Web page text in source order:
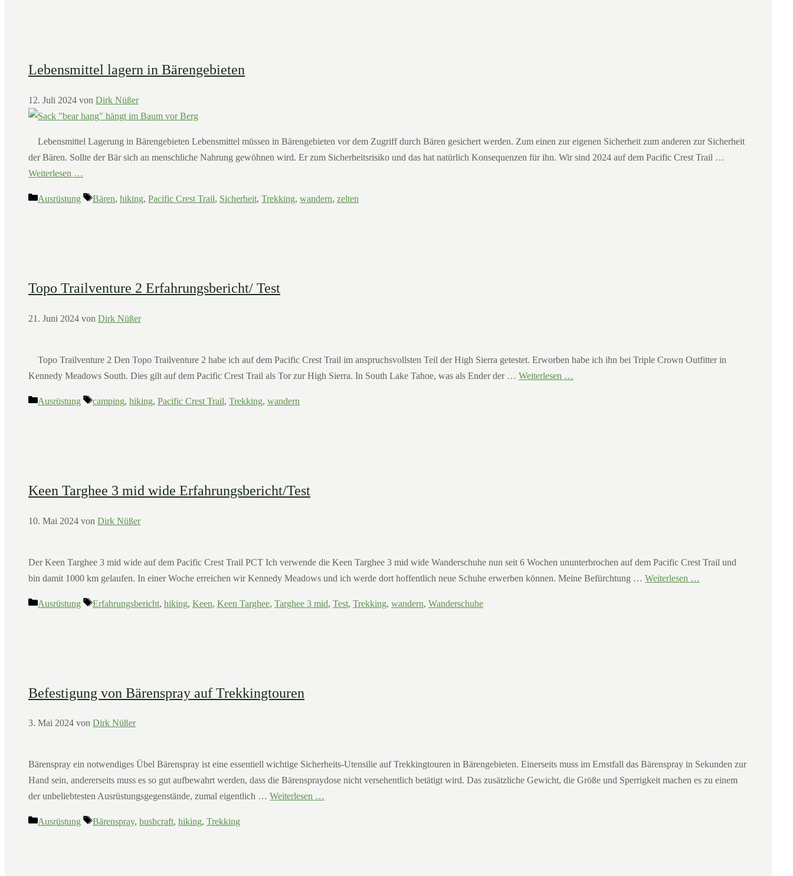
Lebensmittel lagern in Bärengebieten
12. Juli 2024 von Dirk Nüßer
Lebensmittel Lagerung in Bärengebieten Lebensmittel müssen in Bärengebieten vor dem Zugriff durch Bären gesichert werden. Zum einen zur eigenen Sicherheit zum anderen zur Sicherheit
der Bären. Sollte der Bär sich an menschliche Nahrung gewöhnen wird. Er zum Sicherheitsrisiko und das hat natürlich Konsequenzen für ihn. Wir sind 2024 auf dem Pacific Crest Trail …
Weiterlesen …
Kategorien
Ausrüstung Schlagwörter
Bären, hiking, Pacific Crest Trail, Sicherheit, Trekking, wandern, zelten
Topo Trailventure 2 Erfahrungsbericht/ Test
21. Juni 2024 von Dirk Nüßer
Topo Trailventure 2 Den Topo Trailventure 2 habe ich auf dem Pacific Crest Trail im anspruchsvollsten Teil der High Sierra getestet. Erworben habe ich ihn bei Triple Crown Outfitter in
Kennedy Meadows South. Dies gilt auf dem Pacific Crest Trail als Tor zur High Sierra. In South Lake Tahoe, was als Ender der … Weiterlesen …
Kategorien
Ausrüstung Schlagwörter
camping, hiking, Pacific Crest Trail, Trekking, wandern
Keen Targhee 3 mid wide Erfahrungsbericht/Test
10. Mai 2024 von Dirk Nüßer
Der Keen Targhee 3 mid wide auf dem Pacific Crest Trail PCT Ich verwende die Keen Targhee 3 mid wide Wanderschuhe nun seit 6 Wochen ununterbrochen auf dem Pacific Crest Trail und
bin damit 1000 km gelaufen. In einer Woche erreichen wir Kennedy Meadows und ich werde dort hoffentlich neue Schuhe erwerben können. Meine Befürchtung … Weiterlesen …
Kategorien
Ausrüstung Schlagwörter
Erfahrungsbericht, hiking, Keen, Keen Targhee, Targhee 3 mid, Test, Trekking, wandern, Wanderschuhe
Befestigung von Bärenspray auf Trekkingtouren
3. Mai 2024 von Dirk Nüßer
Bärenspray ein notwendiges Übel Bärenspray ist eine essentiell wichtige Sicherheits-Utensilie auf Trekkingtouren in Bärengebieten. Einerseits muss im Ernstfall das Bärenspray in Sekunden zur
Hand sein, andererseits muss es so gut aufbewahrt werden, dass die Bärenspraydose nicht versehentlich betätigt wird. Das zusätzliche Gewicht, die Größe und Sperrigkeit machen es zu einem
der unbeliebtesten Ausrüstungsgegenstände, zumal eigentlich … Weiterlesen …
Kategorien
Ausrüstung Schlagwörter
Bärenspray, bushcraft, hiking, Trekking